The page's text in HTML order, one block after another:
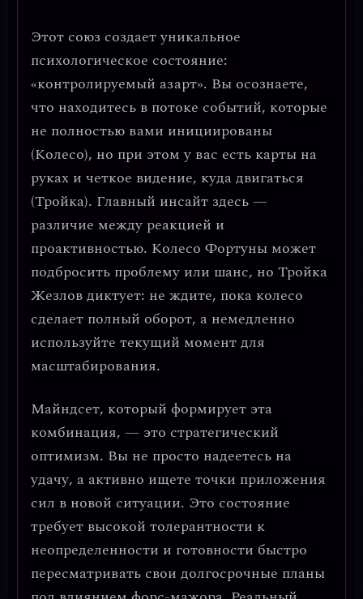
Этот союз создает уникальное
психологическое состояние:
«контролируемый азарт». Вы осознаете,
что находитесь в потоке событий, которые
не полностью вами инициированы
(Колесо), но при этом у вас есть карты на
руках и четкое видение, куда двигаться
(Тройка). Главный инсайт здесь —
различие между реакцией и
проактивностью. Колесо Фортуны может
подбросить проблему или шанс, но Тройка
Жезлов диктует: не ждите, пока колесо
сделает полный оборот, а немедленно
используйте текущий момент для
масштабирования.
Майндсет, который формирует эта
комбинация, — это стратегический
оптимизм. Вы не просто надеетесь на
удачу, а активно ищете точки приложения
сил в новой ситуации. Это состояние
требует высокой толерантности к
неопределенности и готовности быстро
пересматривать свои долгосрочные планы